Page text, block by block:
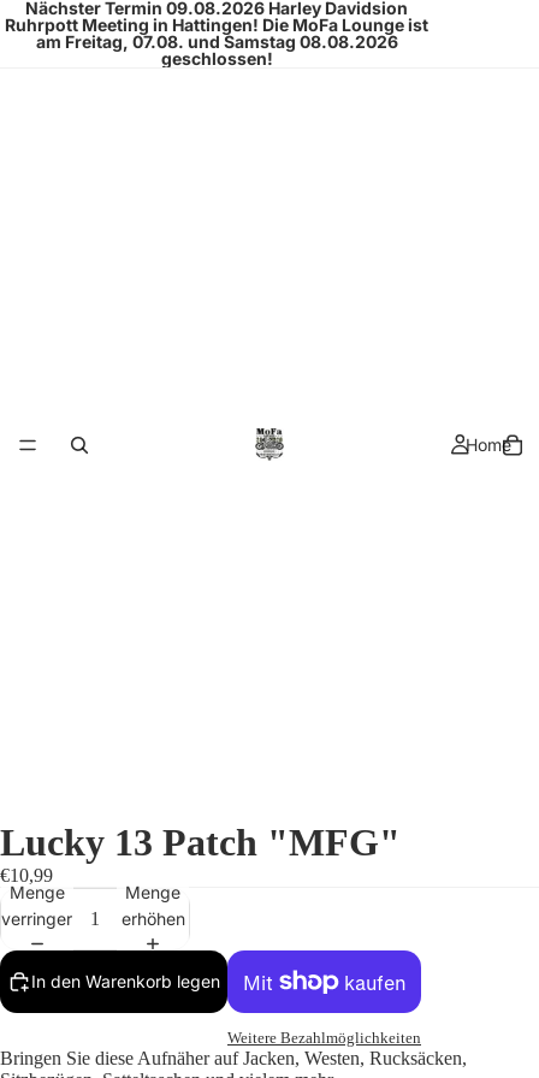
Nächster Termin 09.08.2026 Harley Davidsion
Ruhrpott Meeting in Hattingen! Die MoFa Lounge ist
am Freitag, 07.08. und Samstag 08.08.2026
geschlossen!
Home
Lucky 13 Patch "MFG"
€10,99
Menge
verringern
Menge
erhöhen
In den Warenkorb legen
Weitere Bezahlmöglichkeiten
Bringen Sie diese Aufnäher auf Jacken, Westen, Rucksäcken,